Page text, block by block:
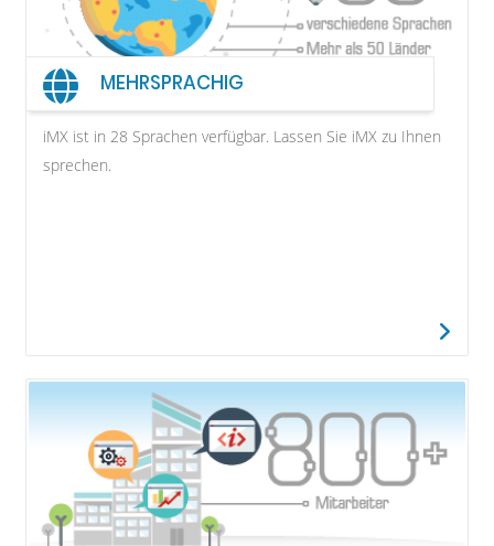
MEHRSPRACHIG
iMX ist in 28 Sprachen verfügbar. Lassen Sie iMX zu Ihnen
sprechen.